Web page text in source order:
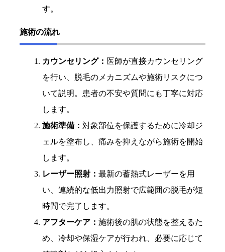
す。
施術の流れ
カウンセリング： 医師が直接カウンセリング
を行い、脱毛のメカニズムや施術リスクにつ
いて説明。患者の不安や質問にも丁寧に対応
します。
施術準備： 対象部位を保護するために冷却ジ
ェルを塗布し、痛みを抑えながら施術を開始
します。
レーザー照射： 最新の蓄熱式レーザーを用
い、連続的な低出力照射で広範囲の脱毛が短
時間で完了します。
アフターケア： 施術後の肌の状態を整えるた
め、冷却や保湿ケアが行われ、必要に応じて